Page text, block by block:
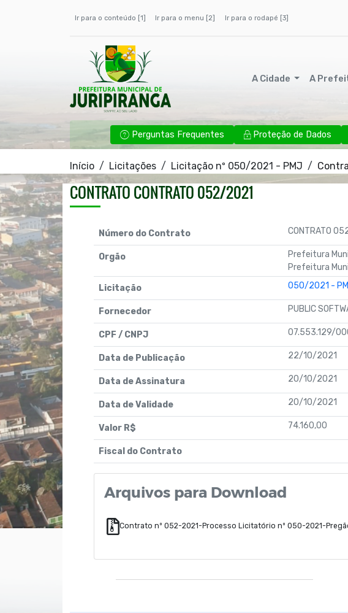
Ir para o conteúdo [1] Ir para o menu [2] Ir para o rodapé [3]
A Cidade A
Perguntas Frequentes Proteção de Dados
Início Licitações Licitação nº 050/2021 - PMJ
CONTRATO CONTRATO 052/2021
Número do Contrato CONTRATO
Orgão
Prefeitura
Prefeitura
Licitação
050/2021 -
Fornecedor PUBLIC
CPF / CNPJ 07.553.129/
Data de Publicação 22/10/2021
Data de Assinatura 20/10/2021
Data de Validade 20/10/2021
Valor R$ 74.160,00
Fiscal do Contrato
Arquivos para Download
Contrato nº 052-2021-Processo Licitatório nº 050-2021-